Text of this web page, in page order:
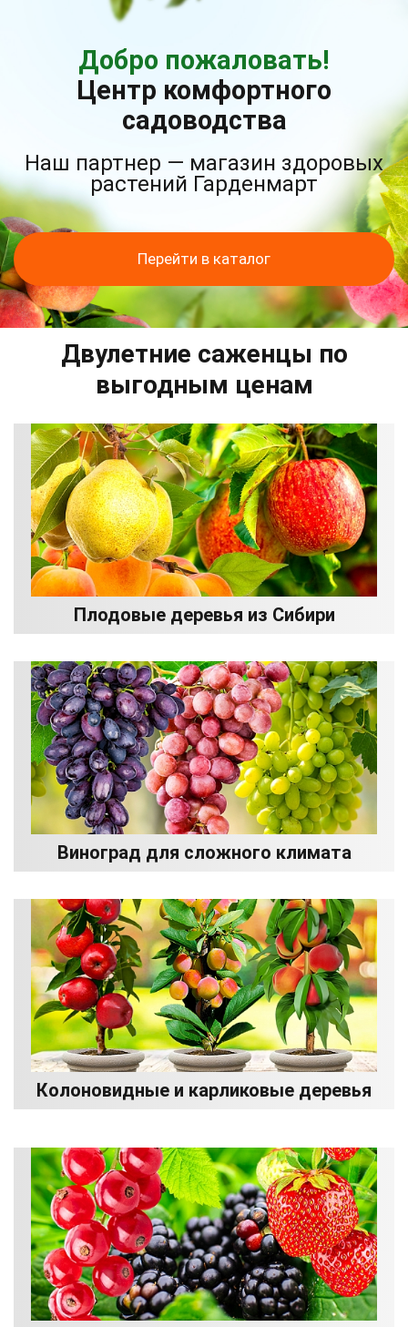
Добро пожаловать!
Центр комфортного
садоводства
Наш партнер — магазин здоровых
растений Гарденмарт
Перейти в каталог
Двулетние саженцы по
выгодным ценам
Плодовые деревья из Сибири
Виноград для сложного климата
Колоновидные и карликовые деревья